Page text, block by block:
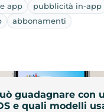
app
pubblicità in-app
abbonamenti
guadagnare con
e quali modelli